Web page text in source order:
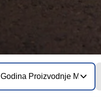
Godina Proizvodnje Modela